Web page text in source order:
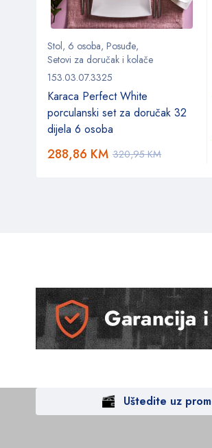
Stol, 6 osoba, Posuđe,
Setovi za doručak i kolače
153.03.07.3325
Karaca Perfect White
porculanski set za doručak 32
dijela 6 osoba
320,95KM
288,86 KM
Uštedite uz